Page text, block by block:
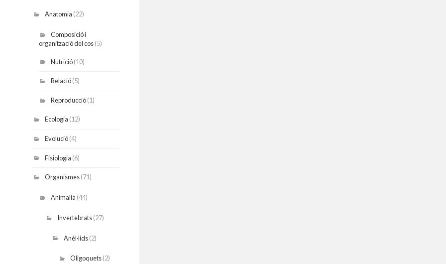
Anatomia (22)
Composició i
organització del cos(5)
Nutrició(10)
Relació(5)
Reproducció(1)
Ecologia (12)
Evolució(4)
Fisiologia (6)
Organismes(71)
Animalia (44)
Invertebrats(27)
Anèl·lids(2)
Oligoquets(2)